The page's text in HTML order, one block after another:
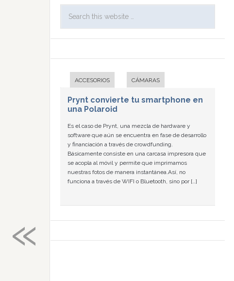
ACCESORIOS CÁMARAS
Prynt convierte tu smartphone en
una Polaroid
Es el caso de Prynt, una mezcla de hardware y
software que aún se encuentra en fase de desarrollo
y financiación a través de crowdfunding.
Básicamente consiste en una carcasa impresora que
se acopla al móvil y permite que imprimamos
nuestras fotos de manera instantánea.Así, no
funciona a través de WIFI o Bluetooth, sino por […]
«